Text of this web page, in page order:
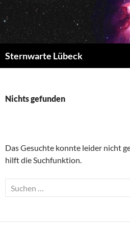
Zum
Inhalt
springen
Sternwarte Lübeck
Nichts gefunden
Das Gesuchte konnte leider nicht
hilft die Suchfunktion.
Suchen
nach: